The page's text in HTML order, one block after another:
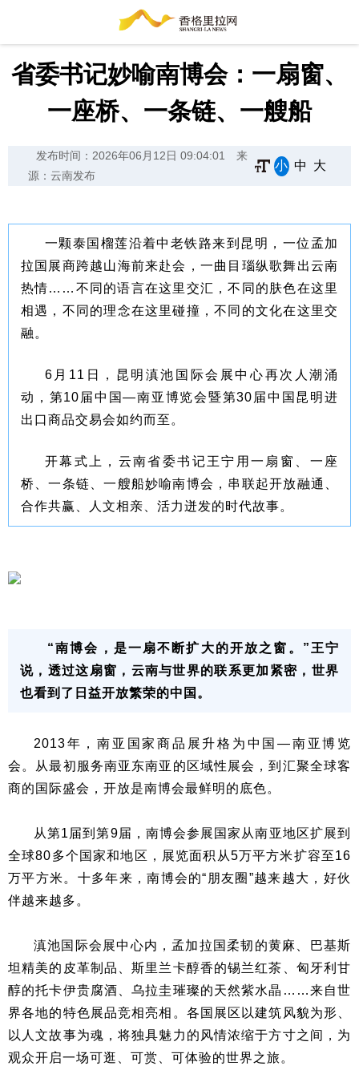
省委书记妙喻南博会：一扇窗、
一座桥、一条链、一艘船
发布时间：2026年06月12日 09:04:01
来
源：云南发布
小 中 大
一颗泰国榴莲沿着中老铁路来到昆明，一位孟加
拉国展商跨越山海前来赴会，一曲目瑙纵歌舞出云南
热情……不同的语言在这里交汇，不同的肤色在这里
相遇，不同的理念在这里碰撞，不同的文化在这里交
融。
6月11日，昆明滇池国际会展中心再次人潮涌
动，第10届中国—南亚博览会暨第30届中国昆明进
出口商品交易会如约而至。
开幕式上，云南省委书记王宁用一扇窗、一座
桥、一条链、一艘船妙喻南博会，串联起开放融通、
合作共赢、人文相亲、活力迸发的时代故事。
“南博会，是一扇不断扩大的开放之窗。”王宁
说，透过这扇窗，云南与世界的联系更加紧密，世界
也看到了日益开放繁荣的中国。
2013年，南亚国家商品展升格为中国—南亚博览
会。从最初服务南亚东南亚的区域性展会，到汇聚全球客
商的国际盛会，开放是南博会最鲜明的底色。
从第1届到第9届，南博会参展国家从南亚地区扩展到
全球80多个国家和地区，展览面积从5万平方米扩容至16
万平方米。十多年来，南博会的“朋友圈”越来越大，好伙
伴越来越多。
滇池国际会展中心内，孟加拉国柔韧的黄麻、巴基斯
坦精美的皮革制品、斯里兰卡醇香的锡兰红茶、匈牙利甘
醇的托卡伊贵腐酒、乌拉圭璀璨的天然紫水晶……来自世
界各地的特色展品竞相亮相。各国展区以建筑风貌为形、
以人文故事为魂，将独具魅力的风情浓缩于方寸之间，为
观众开启一场可逛、可赏、可体验的世界之旅。